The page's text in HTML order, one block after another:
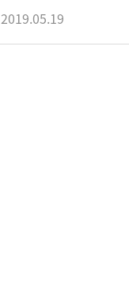
2019.05.19